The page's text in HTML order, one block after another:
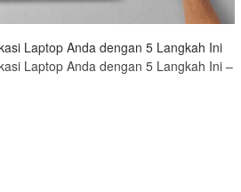
Laptop Anda dengan 5 Langkah Ini
Laptop Anda dengan 5 Langkah Ini –